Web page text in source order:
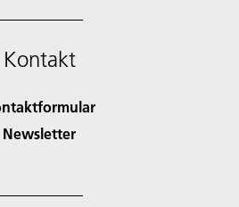
Kontakt
Newsletter